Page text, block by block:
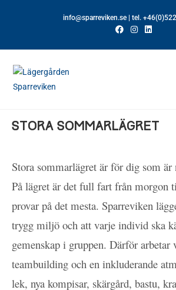
info@sparreviken.se| tel.
STORA SOMMARLÄGRET
Stora sommarlägret är för dig som är
På lägret är det full fart från morgon
provar på det mesta. Sparreviken
trygg miljö och att varje individ ska
gemenskap i gruppen. Därför arbetar
teambuilding och en inkluderande
lek, nya kompisar, skärgård, bastu,